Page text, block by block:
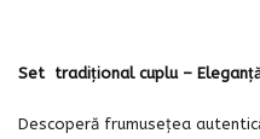
Set tradițional cuplu –
Descoperă frumusețea